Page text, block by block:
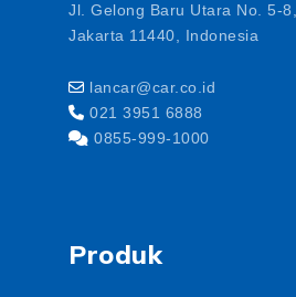
Jl. Gelong Baru Utara No. 5-8,
Jakarta 11440, Indonesia
lancar@car.co.id
021 3951 6888
0855-999-1000
Produk